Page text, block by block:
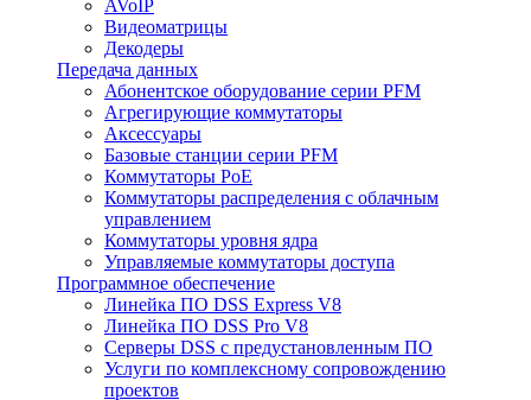
AVoIP
Видеоматрицы
Декодеры
Передача данных
Абонентское оборудование серии PFM
Агрегирующие коммутаторы
Аксессуары
Базовые станции серии PFM
Коммутаторы PoE
Коммутаторы распределения с облачным
управлением
Коммутаторы уровня ядра
Управляемые коммутаторы доступа
Программное обеспечение
Линейка ПО DSS Express V8
Линейка ПО DSS Pro V8
Серверы DSS с предустановленным ПО
Услуги по комплексному сопровождению
проектов